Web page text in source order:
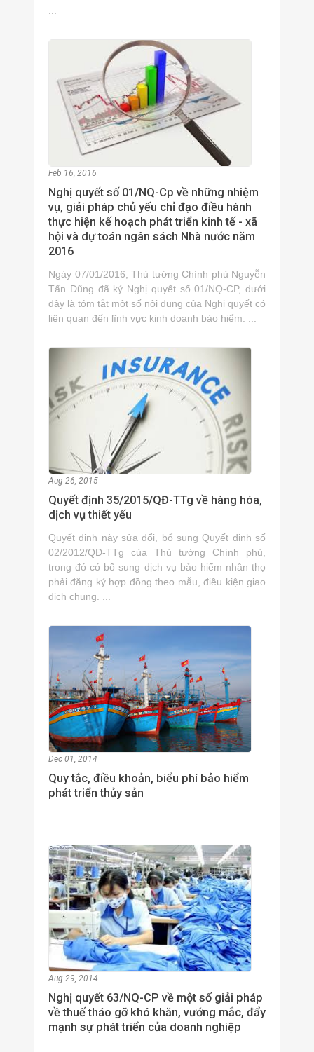
Feb 16, 2016
Nghị quyết số 01/NQ-Cp về những nhiệm
vụ, giải pháp chủ yếu chỉ đạo điều hành
thực hiện kế hoạch phát triển kinh tế - xã
hội và dự toán ngân sách Nhà nước năm
2016
Ngày 07/01/2016, Thủ tướng Chính phủ Nguyễn
Tấn Dũng đã ký Nghị quyết số 01/NQ-CP, dưới
đây là tóm tắt một số nội dung của Nghị quyết có
liên quan đến lĩnh vực kinh doanh bảo hiểm. ...
Aug 26, 2015
Quyết định 35/2015/QĐ-TTg về hàng hóa,
dịch vụ thiết yếu
Quyết định này sửa đổi, bổ sung Quyết định số
02/2012/QĐ-TTg của Thủ tướng Chính phủ,
trong đó có bổ sung dịch vụ bảo hiểm nhân thọ
phải đăng ký hợp đồng theo mẫu, điều kiện giao
dịch chung. ...
Dec 01, 2014
Quy tắc, điều khoản, biểu phí bảo hiểm
phát triển thủy sản
Aug 29, 2014
Nghị quyết 63/NQ-CP về một số giải pháp
về thuế tháo gỡ khó khăn, vướng mắc, đẩy
mạnh sự phát triển của doanh nghiệp